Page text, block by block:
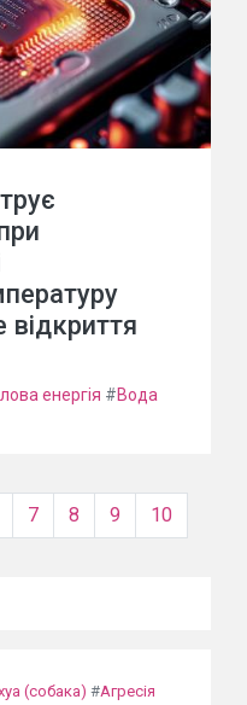
енергія #Вода
7 8 9 10
(собака) #Агресія